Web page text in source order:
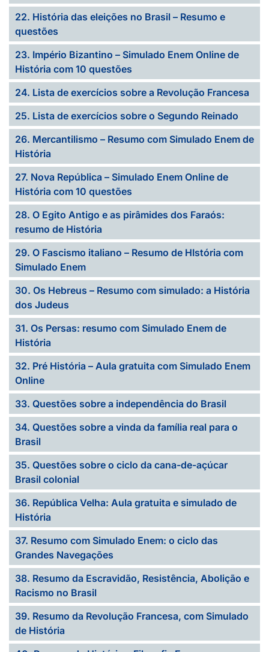
22. História das eleições no Brasil – Resumo e
questões
23. Império Bizantino – Simulado Enem Online de
História com 10 questões
24. Lista de exercícios sobre a Revolução Francesa
25. Lista de exercícios sobre o Segundo Reinado
26. Mercantilismo – Resumo com Simulado Enem de
História
27. Nova República – Simulado Enem Online de
História com 10 questões
28. O Egito Antigo e as pirâmides dos Faraós:
resumo de História
29. O Fascismo italiano – Resumo de HIstória com
Simulado Enem
30. Os Hebreus – Resumo com simulado: a História
dos Judeus
31. Os Persas: resumo com Simulado Enem de
História
32. Pré História – Aula gratuita com Simulado Enem
Online
33. Questões sobre a independência do Brasil
34. Questões sobre a vinda da família real para o
Brasil
35. Questões sobre o ciclo da cana-de-açúcar
Brasil colonial
36. República Velha: Aula gratuita e simulado de
História
37. Resumo com Simulado Enem: o ciclo das
Grandes Navegações
38. Resumo da Escravidão, Resistência, Abolição e
Racismo no Brasil
39. Resumo da Revolução Francesa, com Simulado
de História